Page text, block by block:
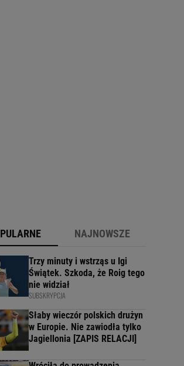
NAJNOWSZE
Trzy minuty i wstrząs u Igi
Świątek. Szkoda, że Roig tego
nie widział
SUBSKRYPCJA
Słaby wieczór polskich drużyn
w Europie. Nie zawiodła tylko
Jagiellonia [ZAPIS RELACJI]